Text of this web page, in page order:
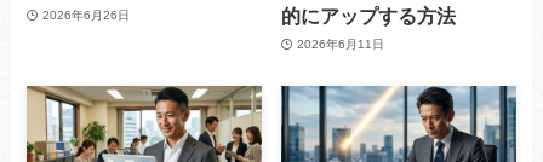
2026年6月26日
的にアップする方法
2026年6月11日